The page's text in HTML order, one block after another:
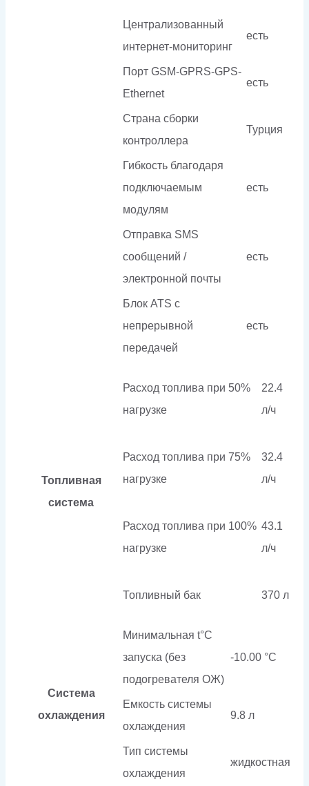
Централизованный
интернет-мониторинг
есть
Порт GSM-GPRS-GPS-
Ethernet
есть
Страна сборки
контроллера
Турция
Гибкость благодаря
подключаемым
модулям
есть
Отправка SMS
сообщений /
электронной почты
есть
Блок ATS с
непрерывной
передачей
есть
Топливная
система
Расход топлива при 50%
нагрузке
22.4
л/ч
Расход топлива при 75%
нагрузке
32.4
л/ч
Расход топлива при 100%
нагрузке
43.1
л/ч
Топливный бак 370 л
Система
охлаждения
Минимальная t°С
запуска (без
подогревателя ОЖ)
-10.00 °С
Емкость системы
охлаждения
9.8 л
Тип системы
охлаждения
жидкостная